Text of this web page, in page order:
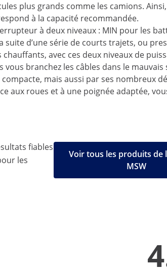
plus grands comme les camions.
à la capacité recommandée.
à deux niveaux : MIN pour les
d’une série de courts trajets, ou
avec ces deux niveaux de
branchez les câbles dans le mauvais
mais aussi par ses nombreux
aux roues et à une poignée adaptée,
fiables
les
Voir tous les produits de
MSW